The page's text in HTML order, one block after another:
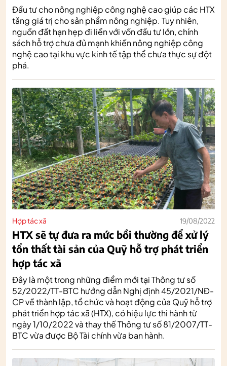
Đầu tư cho nông nghiệp công nghệ cao giúp các HTX
tăng giá trị cho sản phẩm nông nghiệp. Tuy nhiên,
nguồn đất hạn hẹp đi liền với vốn đầu tư lớn, chính
sách hỗ trợ chưa đủ mạnh khiến nông nghiệp công
nghệ cao tại khu vực kinh tế tập thể chưa thực sự đột
phá.
Hợp tác xã 19/08/2022
HTX sẽ tự đưa ra mức bồi thường để xử lý
tổn thất tài sản của Quỹ hỗ trợ phát triển
hợp tác xã
Đây là một trong những điểm mới tại Thông tư số
52/2022/TT-BTC hướng dẫn Nghị định 45/2021/NĐ-
CP về thành lập, tổ chức và hoạt động của Quỹ hỗ trợ
phát triển hợp tác xã (HTX), có hiệu lực thi hành từ
ngày 1/10/2022 và thay thế Thông tư số 81/2007/TT-
BTC vừa được Bộ Tài chính vừa ban hành.